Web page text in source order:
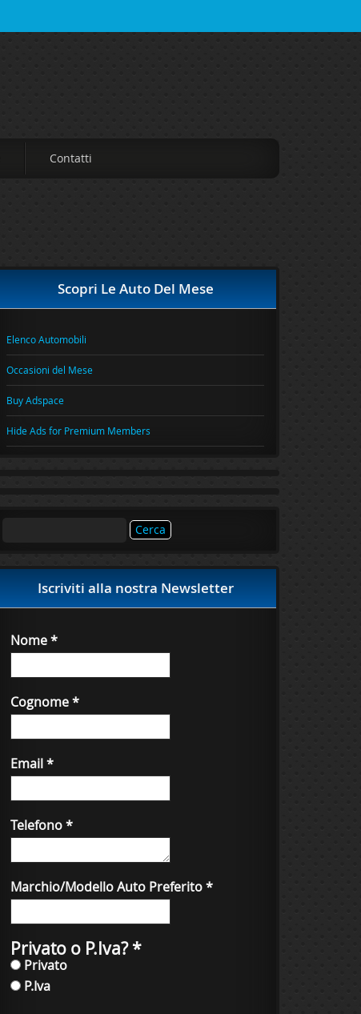
Contatti
Scopri Le Auto Del Mese
Elenco Automobili
Occasioni del Mese
Buy Adspace
Hide Ads for Premium Members
Iscriviti alla nostra Newsletter
Nome*
Cognome*
Email*
Telefono*
Marchio/Modello Auto Preferito*
Privato o P.Iva?*
Privato
P.Iva